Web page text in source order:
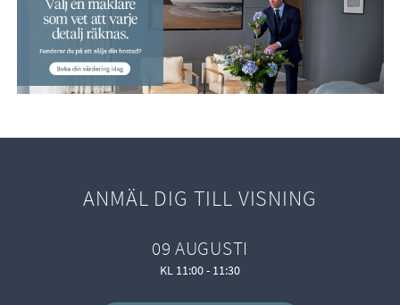
ANMÄL DIG TILL VISNING
09 AUGUSTI
KL 11:00 - 11:30